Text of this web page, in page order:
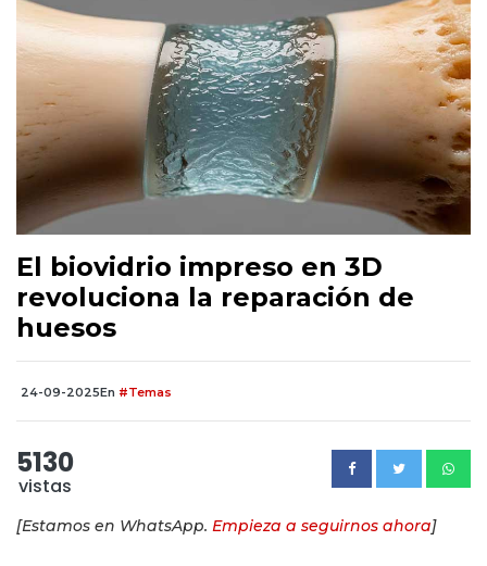
El biovidrio impreso en 3D
revoluciona la reparación de
huesos
24-09-2025En #Temas
5130
vistas
[Estamos en WhatsApp. Empieza a seguirnos ahora]